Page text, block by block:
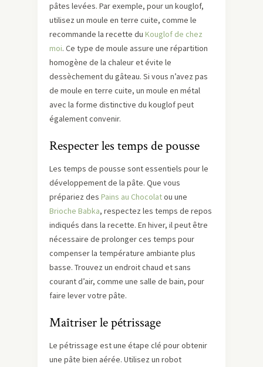
pâtes levées. Par exemple, pour un kouglof,
utilisez un moule en terre cuite, comme le
recommande la recette du Kouglof de chez
moi. Ce type de moule assure une répartition
homogène de la chaleur et évite le
dessèchement du gâteau. Si vous n’avez pas
de moule en terre cuite, un moule en métal
avec la forme distinctive du kouglof peut
également convenir.
Respecter les temps de pousse
Les temps de pousse sont essentiels pour le
développement de la pâte. Que vous
prépariez des Pains au Chocolatou une
Brioche Babka, respectez les temps de repos
indiqués dans la recette. En hiver, il peut être
nécessaire de prolonger ces temps pour
compenser la température ambiante plus
basse. Trouvez un endroit chaud et sans
courant d’air, comme une salle de bain, pour
faire lever votre pâte.
Maîtriser le pétrissage
Le pétrissage est une étape clé pour obtenir
une pâte bien aérée. Utilisez un robot